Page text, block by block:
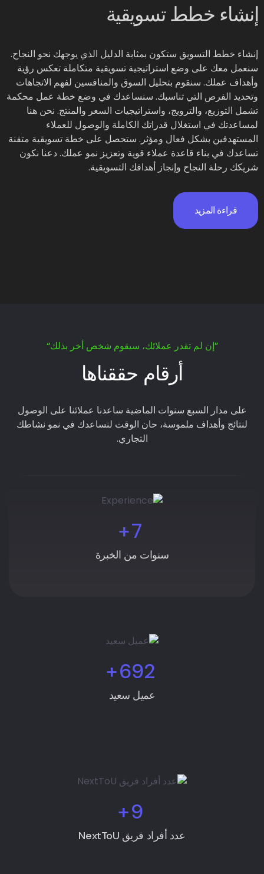
إنشاء خطط تسويقية
إنشاء خطط التسويق ستكون بمثابة الدليل الذي يوجهك نحو النجاح.
سنعمل معك على وضع استراتيجية تسويقية متكاملة تعكس رؤية
وأهداف عملك. سنقوم بتحليل السوق والمنافسين لفهم الاتجاهات
وتحديد الفرص التي تناسبك. سنساعدك في وضع خطة عمل محكمة
تشمل التوزيع، والترويج، واستراتيجيات السعر والمنتج. نحن هنا
لمساعدتك في استغلال قدراتك الكاملة والوصول للعملاء
المستهدفين بشكل فعال ومؤثر. ستحصل على خطة تسويقية متقنة
تساعدك في بناء قاعدة عملاء قوية وتعزيز نمو عملك. دعنا نكون
شريكك رحلة النجاح وإنجاز أهدافك التسويقية.
قراءة المزيد
”إن لم تقدر عملائك، سيقوم شخص أخر بذلك“
أرقام حققناها
على مدار السبع سنوات الماضية ساعدنا عملائنا على الوصول
لنتائج وأهداف ملموسة، حان الوقت لنساعدك في نمو نشاطك
التجاري.
7
+
سنوات من الخبرة
692
+
عميل سعيد
9
+
عدد أفراد فريق NextToU